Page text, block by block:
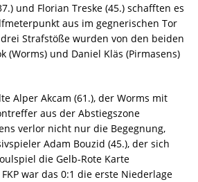
und Florian Treske (45.) schafften es
aus im gegnerischen Tor
Strafstöße wurden von den beiden
(Worms) und Daniel Kläs (Pirmasens)
Alper Akcam (61.), der Worms mit
aus der Abstiegszone
verlor nicht nur die Begegnung,
Adam Bouzid (45.), der sich
die Gelb-Rote Karte
war das 0:1 die erste Niederlage